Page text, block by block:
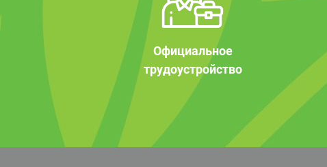
Официальное
трудоустройство